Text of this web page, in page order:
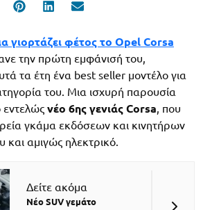
γιορτάζει φέτος το Opel Corsa
την πρώτη εμφάνισή του,
τα έτη ένα best seller μοντέλο για
του. Μια ισχυρή παρουσία
εντελώς νέο 6ης γενιάς Corsa, που
γκάμα εκδόσεων και κινητήρων
και αμιγώς ηλεκτρικό.
Δείτε ακόμα
Νέο SUV γεμάτο